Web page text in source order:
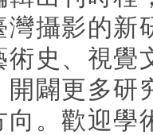
灣攝影的新
術史、視覺
開闢更多研
向。歡迎學